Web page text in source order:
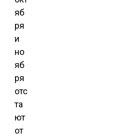
яб
ря
и
но
яб
ря
отс
та
ют
от